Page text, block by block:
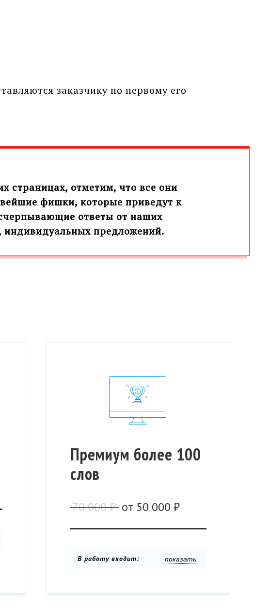
заказчику по первому его
страницах, отметим, что все они
фишки, которые приведут к
ответы от наших
предложений.
Премиум более 100
слов
70 000 ₽ от 50 000 ₽
В работу входит: показать